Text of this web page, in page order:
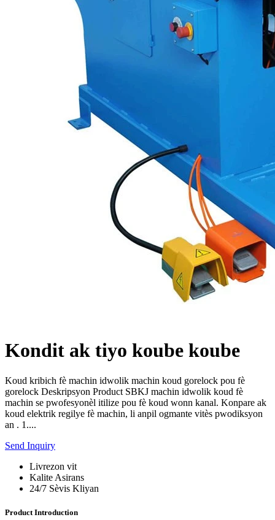
Kondit ak tiyo koube koube
Koud kribich fè machin idwolik machin koud gorelock pou fè
gorelock Deskripsyon Product SBKJ machin idwolik koud fè
machin se pwofesyonèl itilize pou fè koud wonn kanal. Konpare ak
koud elektrik regilye fè machin, li anpil ogmante vitès pwodiksyon
an . 1....
Send Inquiry
Livrezon vit
Kalite Asirans
24/7 Sèvis Kliyan
Product Introduction